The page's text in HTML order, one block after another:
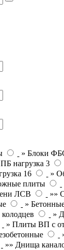
» Блоки
нагрузка 3
16 »
плиты
ЛСВ »»
»
»
» Плиты ВП с
»» Днища